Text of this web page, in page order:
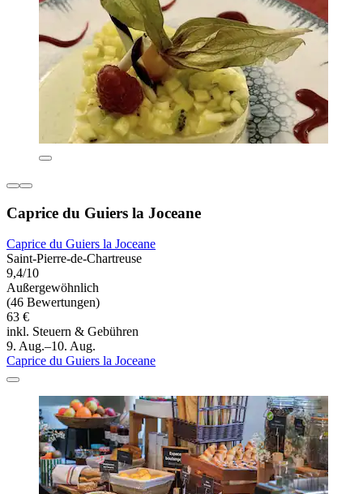
Caprice du Guiers la Joceane
Caprice du Guiers la Joceane
Saint-Pierre-de-Chartreuse
9,4/10
Außergewöhnlich
(46 Bewertungen)
63 €
inkl. Steuern & Gebühren
9. Aug.–10. Aug.
Caprice du Guiers la Joceane